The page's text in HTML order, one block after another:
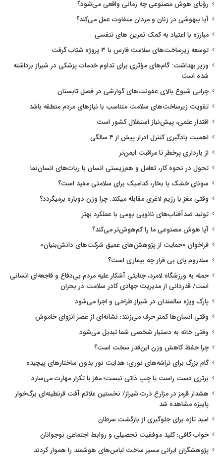
رؤیای هوش مصنوعی چه زمانی واقعی می‌شود؟
آیا بیهوشی در زنان و مردان متفاوت عمل می‌کند؟
مبارزه با اعتیاد به کمک تمرین های تنفسی
توسعه زیرساخت‌های سلامت فارس با ۳ پروژه شتاب گرفت
وزیر بهداشت: گام‌های مؤثری برای تداوم خدمات پزشکی در شیراز برداشته
شده است
چرایی شیوع بالای عفونت‌های گوارشی در فصل تابستان
تقویت زیرساخت‌های سلامت متناسب با نیازهای مردم منطقه باشد
اقتدار علمی، پیش‌نیاز استقلال کشور است
اهمیت یادگیری کنترل ادرار پیش از ۴ سالگی
از بارداری پرخطر تا مراقبت ایمن‌تر
تحول در نحوه کار، تعامل و هم‌زیستی انسان با ربات‌های انسان‌نما
سونای خشک یا بخار، کدامیک برای سلامتی مفید است؟
وقتی مغز با رژیم لاغری مقابله میکند: چرا وزن دوباره برمیگردد؟
تولید ضدآفتاب‌های نانویی بومی با عملکرد بهتر
آیا هوش مصنوعی ما را کم‌هوش‌تر می‌کند؟
فراخوان «حمایت از پژوهش‌های عمیق شرکت‌های دانش‌بنیان»
سندروم پای بی قرار چه بیماری است؟
حمله به ورزشگاه لامرد، جنایتی آشکار علیه مردم بی‌دفاع و فاجعه‌ای انسانی
است/ قدردانی از مدیریت جهادی کادر سلامت در بحران
پارک ویژه سالمندان در شیراز طراحی و اجرا می‌شود
وقتی انسان‌ها کمتر حرف می‌زنند؛ نشانه‌ای از عصر انزوای خاموش
وقتی خانه به دستیار شخصی شما تبدیل می‌شود
چرا حفظ کاهش وزن این‌قدر سخت است؟
گام بزرگ برای تراشه‌های نوری؛ هدایت نور بدون ساختارهای پیچیده
برتری دست راست یا چپ ذاتی نیست؛ مغز با تکرار مهارت می‌سازد
هشدار قرمز در مزارع ذرت شیراز/ نخستین علائم آفت قرنطینه‌ای برگ‌خوار
پاییزه مشاهده شد
امید تازه برای جلوگیری از بازگشت سرطان
خواب کافی؛ کلید موفقیت تحصیلی و روابط اجتماعی نوجوانان
پژوهشگران ایرانی مسیر ساخت لباس‌های هوشمند را هموار کردند